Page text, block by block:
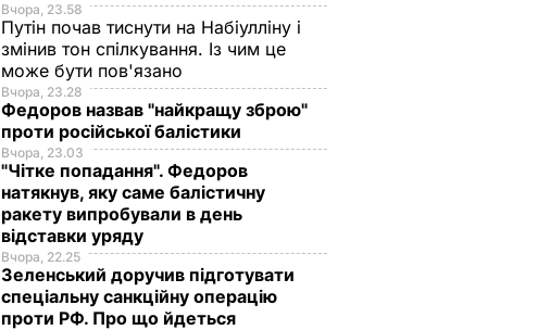
Вчора, 23.58
Путін почав тиснути на Набіулліну і
змінив тон спілкування. Із чим це
може бути пов'язано
Вчора, 23.28
Федоров назвав "найкращу зброю"
проти російської балістики
Вчора, 23.03
"Чітке попадання". Федоров
натякнув, яку саме балістичну
ракету випробували в день
відставки уряду
Вчора, 22.25
Зеленський доручив підготувати
спеціальну санкційну операцію
проти РФ. Про що йдеться